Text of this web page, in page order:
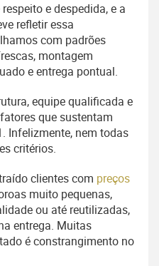
e despedida, e a
refletir essa
com padrões
montagem
e entrega pontual.
equipe qualificada e
que sustentam
Infelizmente, nem todas
critérios.
clientes com preços
muito pequenas,
ou até reutilizadas,
entrega. Muitas
é constrangimento no